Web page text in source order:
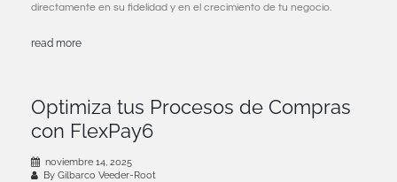
directamente en su fidelidad y en el crecimiento de tu negocio.
read more
Optimiza tus Procesos de Compras
con FlexPay6
noviembre 14, 2025
By Gilbarco Veeder-Root